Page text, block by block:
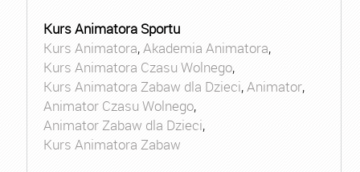
Kurs Animatora Sportu
Kurs Animatora,Akademia Animatora,
Kurs Animatora Czasu Wolnego,
Kurs Animatora Zabaw dla Dzieci,Animator,
Animator Czasu Wolnego,
Animator Zabaw dla Dzieci,
Kurs Animatora Zabaw